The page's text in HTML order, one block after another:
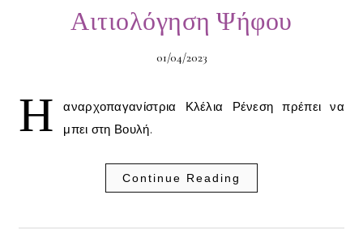
Αιτιολόγηση Ψήφου
01/04/2023
Η
αναρχοπαγανίστρια Κλέλια Ρένεση πρέπει να
μπει στη Βουλή.
Continue Reading